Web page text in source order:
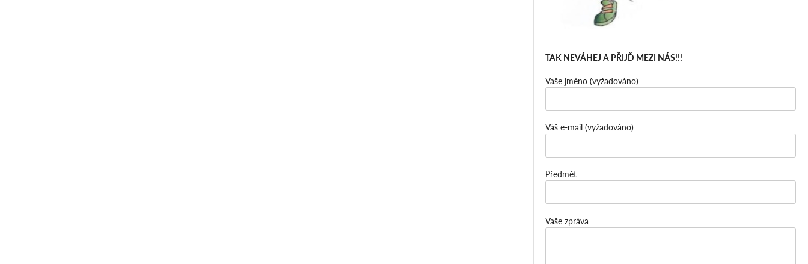
TAK NEVÁHEJ A PŘIJĎ MEZI NÁS!!!
Vaše jméno (vyžadováno)
Váš e-mail (vyžadováno)
Předmět
Vaše zpráva